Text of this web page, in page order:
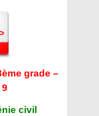
grade –
civil